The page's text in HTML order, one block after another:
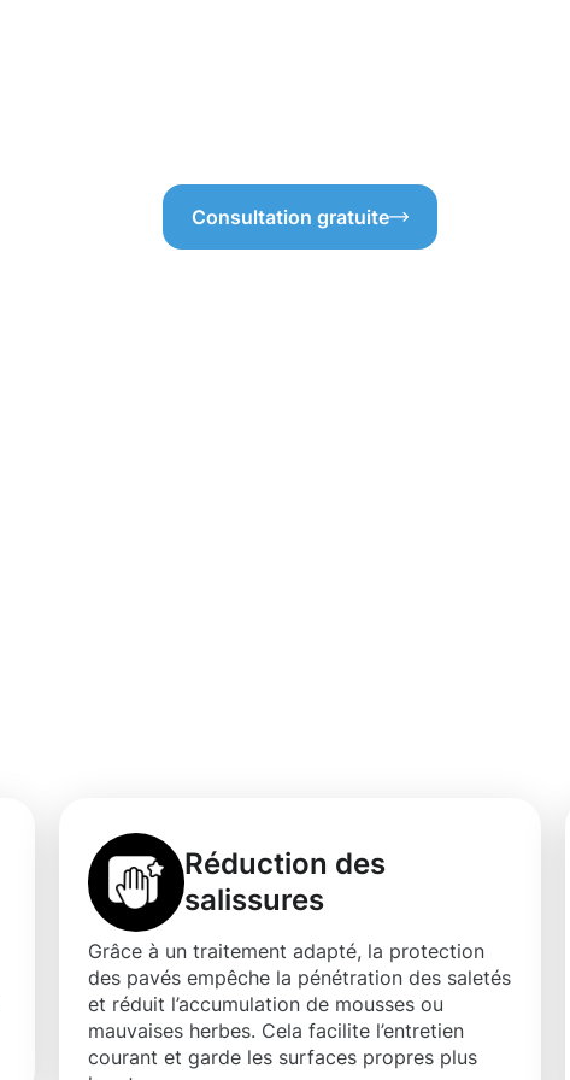
Consultation gratuite
Réduction des
salissures
Grâce à un traitement adapté, la protection
des pavés empêche la pénétration des saletés
et réduit l’accumulation de mousses ou
mauvaises herbes. Cela facilite l’entretien
courant et garde les surfaces propres plus